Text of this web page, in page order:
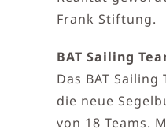
Frank Stiftung.
BAT Sailing
Das BAT
die neue
von 18 Teams.